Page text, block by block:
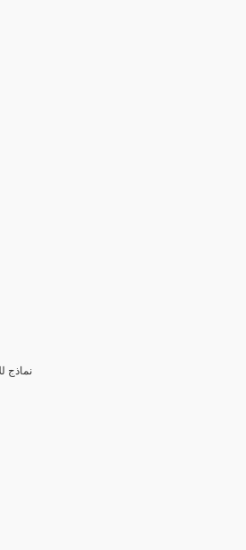
3-